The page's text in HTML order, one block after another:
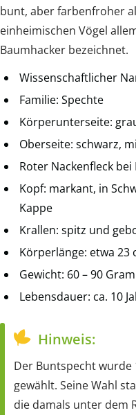
bunt, aber farbenfroher
einheimischen Vögel
Baumhacker bezeichnet.
Wissenschaftlicher
Familie: Spechte
Körperunterseite:
Oberseite: schwarz,
Roter Nackenfleck
Kopf: markant, in
Kappe
Krallen: spitz und
Körperlänge: etwa 23
Gewicht: 60 – 90
Lebensdauer: ca. 10
Hinweis:
Der Buntspecht wurde
gewählt. Seine Wahl
die damals unter dem